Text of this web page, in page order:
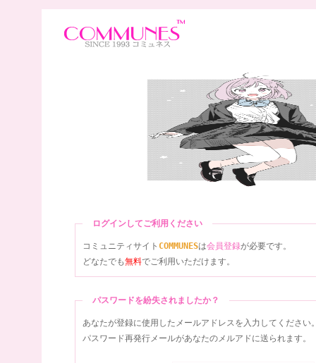
ログインしてご利用ください
コミュニティサイト COMMUNESは会員登録が必要です。
どなたでも無料でご利用いただけます。
パスワードを紛失されましたか？
あなたが登録に使用したメールアドレスを入力してください
パスワード再発行メールがあなたのメルアドに送られます。